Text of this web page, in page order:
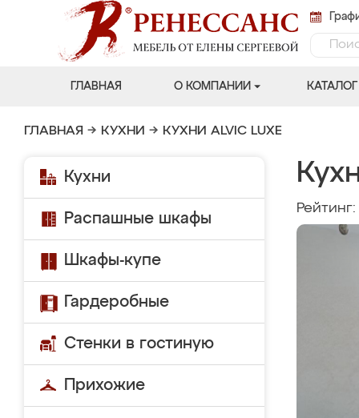
ГЛАВНАЯ О КОМПАНИИ КАТАЛОГ
ГЛАВНАЯ → КУХНИ → КУХНИ ALVIC LUXE
Кухни
Распашные шкафы
Шкафы-купе
Гардеробные
Стенки в гостиную
Прихожие
Рейтинг: